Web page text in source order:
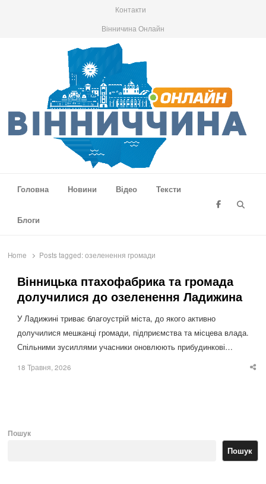
Контакти
Вінничина Онлайн
Головна
Новини Відео Тексти
Блоги
Home Posts tagged:озеленення громади
Вінницька птахофабрика та громада
долучилися до озеленення Ладижина
У Ладижині триває благоустрій міста, до якого активно
долучилися мешканці громади, підприємства та місцева влада.
Спільними зусиллями учасники оновлюють прибудинкові…
18 Травня, 2026
Пошук
Пошук